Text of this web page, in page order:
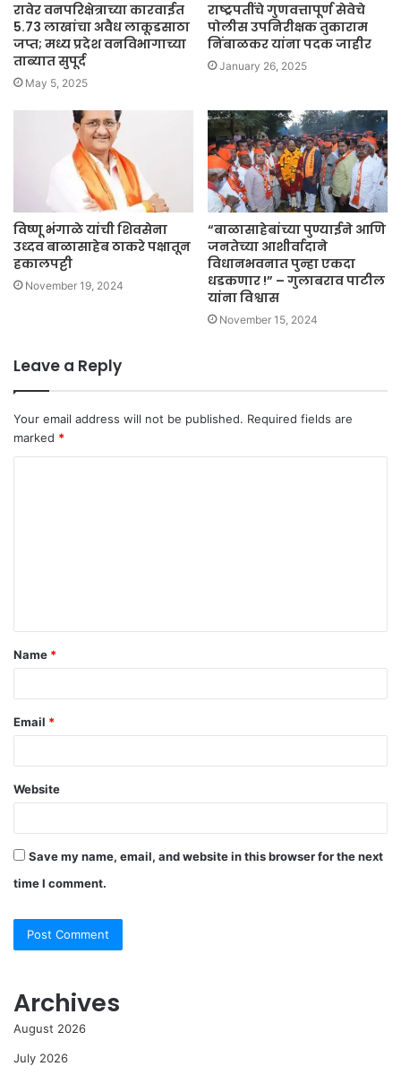
रावेर वनपरिक्षेत्राच्या कारवाईत
5.73 लाखांचा अवैध लाकूडसाठा
जप्त; मध्य प्रदेश वनविभागाच्या
ताब्यात सुपूर्द
May 5, 2025
राष्ट्रपतींचे गुणवत्तापूर्ण सेवेचे
पोलीस उपनिरीक्षक तुकाराम
निंबाळकर यांना पदक जाहीर
January 26, 2025
विष्णू भंगाळे यांची शिवसेना
उध्दव बाळासाहेब ठाकरे पक्षातून
हकालपट्टी
November 19, 2024
“बाळासाहेबांच्या पुण्याईने आणि
जनतेच्या आशीर्वादाने
विधानभवनात पुन्हा एकदा
धडकणार !” – गुलाबराव पाटील
यांना विश्वास
November 15, 2024
Leave a Reply
Your email address will not be published. Required fields are
marked *
t
*
Name *
Email *
Website
Save my name, email, and website in this browser for the next
time I comment.
Archives
August 2026
July 2026